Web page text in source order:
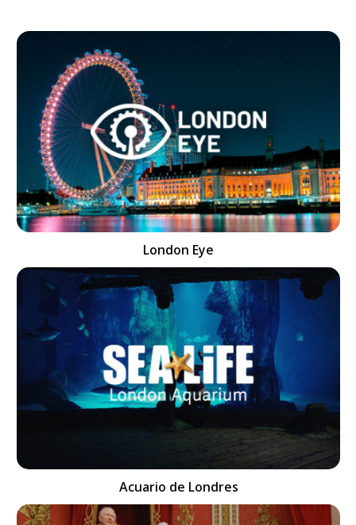
London Eye
Acuario de Londres